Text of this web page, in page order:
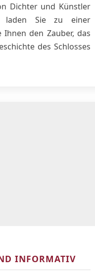
Dichter und Künstler
laden Sie zu einer
den Zauber, das
des Schlosses
INFORMATIV